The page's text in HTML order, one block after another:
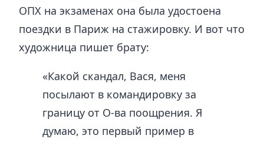
ОПХ на экзаменах она была удостоена
поездки в Париж на стажировку. И вот что
художница пишет брату:
«Какой скандал, Вася, меня
посылают в командировку за
границу от О-ва поощрения. Я
думаю, это первый пример в